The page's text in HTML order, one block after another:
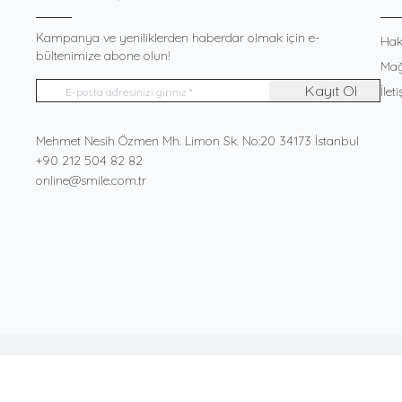
Kampanya ve yeniliklerden haberdar olmak için e-
bültenimize abone olun!
Kayıt Ol
Adres
Mehmet Nesih Özmen Mh. Limon Sk. No:20 34173 İstanbul
Telefon
+90 212 504 82 82
E-Posta
online@smile.com.tr